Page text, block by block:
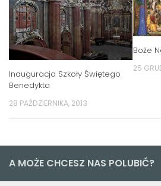
Inauguracja Szkoły Świętego
Benedykta
28 PAŹDZIERNIKA, 2013
Boże
25
A MOŻE CHCESZ NAS POLUBIĆ?